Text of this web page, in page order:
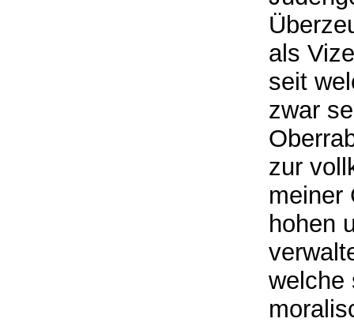
als
seit
zwar
zur
meiner
hohen
welche